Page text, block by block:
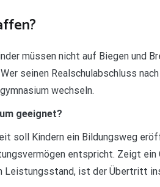
müssen nicht auf Biegen und
seinen Realschulabschluss
wechseln.
geeignet?
soll Kindern ein Bildungsweg
entspricht. Zeigt
Leistungsstand, ist der Übertritt